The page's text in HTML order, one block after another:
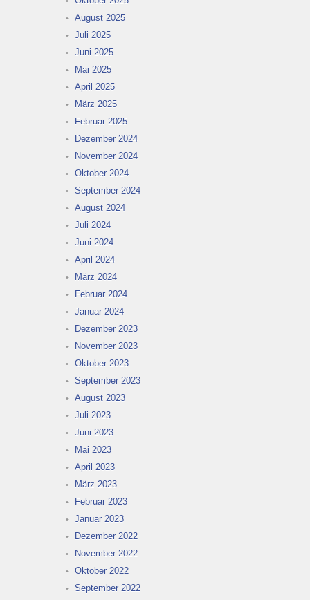
August 2025
Juli 2025
Juni 2025
Mai 2025
April 2025
März 2025
Februar 2025
Dezember 2024
November 2024
Oktober 2024
September 2024
August 2024
Juli 2024
Juni 2024
April 2024
März 2024
Februar 2024
Januar 2024
Dezember 2023
November 2023
Oktober 2023
September 2023
August 2023
Juli 2023
Juni 2023
Mai 2023
April 2023
März 2023
Februar 2023
Januar 2023
Dezember 2022
November 2022
Oktober 2022
September 2022